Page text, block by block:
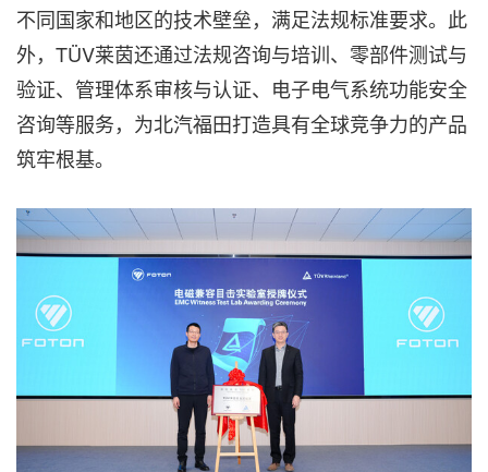
不同国家和地区的技术壁垒，满足法规标准要求。此
外，TÜV莱茵还通过法规咨询与培训、零部件测试与
验证、管理体系审核与认证、电子电气系统功能安全
咨询等服务，为北汽福田打造具有全球竞争力的产品
筑牢根基。